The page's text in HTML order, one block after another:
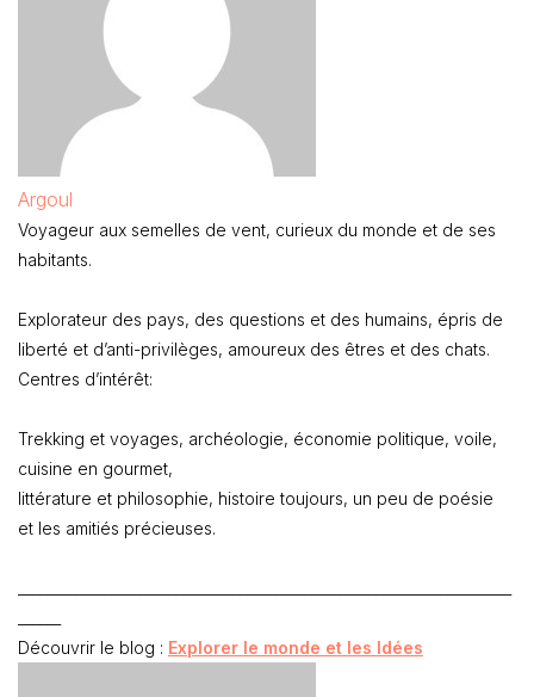
Argoul
Voyageur aux semelles de vent, curieux du monde et de ses
habitants.
Explorateur des pays, des questions et des humains, épris de
liberté et d’anti-privilèges, amoureux des êtres et des chats.
Centres d’intérêt:
Trekking et voyages, archéologie, économie politique, voile,
cuisine en gourmet,
littérature et philosophie, histoire toujours, un peu de poésie
et les amitiés précieuses.
Découvrir le blog : Explorer le monde et les Idées